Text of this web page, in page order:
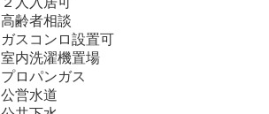
高齢者相談
ガスコンロ設置可
室内洗濯機置場
プロパンガス
公営水道